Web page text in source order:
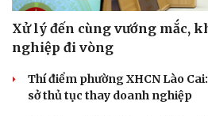
Xử lý đến cùng vướng mắc,
nghiệp đi vòng
Thí điểm phường XHCN Lào
sở thủ tục thay doanh nghiệp